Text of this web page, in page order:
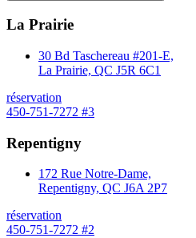
La Prairie
30 Bd Taschereau #201-E,
La Prairie, QC J5R 6C1
réservation
450-751-7272 #3
Repentigny
172 Rue Notre-Dame,
Repentigny, QC J6A 2P7
réservation
450-751-7272 #2